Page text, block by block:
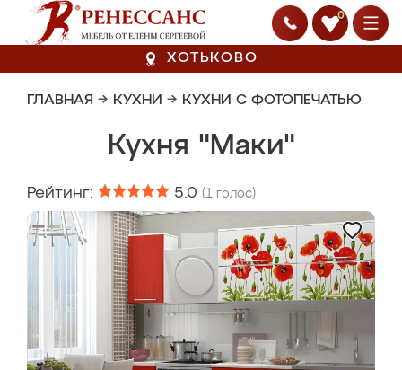
0
ХОТЬКОВО
ГЛАВНАЯ → КУХНИ → КУХНИ С ФОТОПЕЧАТЬЮ
Кухня "Маки"
Рейтинг: 5.0 (1 голос)